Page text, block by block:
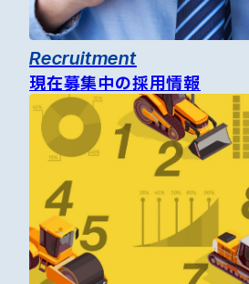
Recruitment
現在募集中の採用情報